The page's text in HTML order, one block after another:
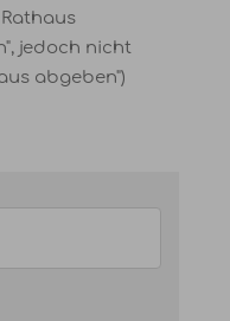
jedoch nicht
abgeben")